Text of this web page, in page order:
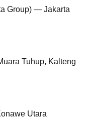
Group) — Jakarta
Tuhup, Kalteng
Utara